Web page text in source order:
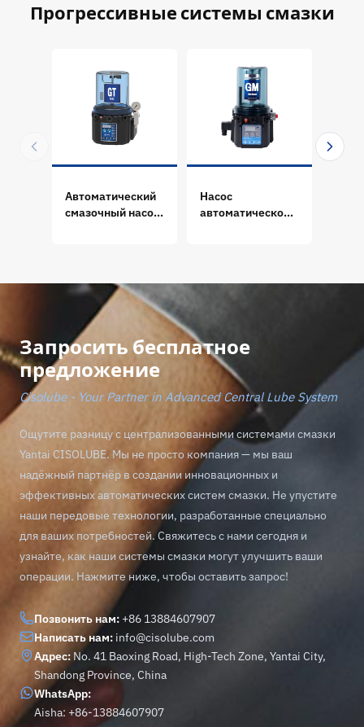
Прогрессивные системы смазки
Автоматический
смазочный насос
Насос
автоматической
Запросить бесплатное
предложение
Cisolube - Your Partner in Advanced Central Lube System
Ощутите разницу с централизованными системами смазки
Yantai CISOLUBE. Мы не просто компания — мы ваш
надёжный партнёр в создании инновационных и
эффективных автоматических систем смазки. Не упустите
наши передовые технологии, разработанные специально
для ваших потребностей. Свяжитесь с нами сегодня и
узнайте, как наши системы смазки могут улучшить ваши
операции. Нажмите ниже, чтобы оставить запрос!
Позвонить нам: +86 13884607907
Написать нам: info@cisolube.com
Адрес: No. 41 Baoxing Road, High-Tech Zone, Yantai City,
Shandong Province, China
WhatsApp:
Aisha: +86-13884607907